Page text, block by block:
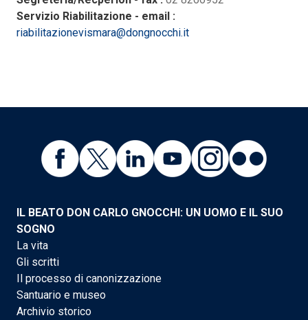
Servizio Riabilitazione - email :
riabilitazionevismara@dongnocchi.it
IL BEATO DON CARLO GNOCCHI: UN UOMO E IL SUO
SOGNO
La vita
Gli scritti
Il processo di canonizzazione
Santuario e museo
Archivio storico